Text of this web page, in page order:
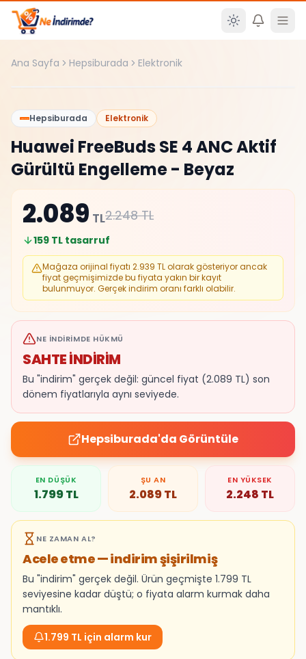
Ana içeriğe atla
Ana Sayfa Hepsiburada Elektronik
%29
Hepsiburada
Elektronik
Huawei FreeBuds SE 4 ANC Aktif
Gürültü Engelleme - Beyaz
2.089 TL2.248TL
159 TL tasarruf
Mağaza orijinal fiyatı 2.939 TL olarak gösteriyor ancak
fiyat geçmişimizde bu fiyata yakın bir kayıt
bulunmuyor. Gerçek indirim oranı farklı olabilir.
NE İNDIRIMDE HÜKMÜ
SAHTE İNDİRİM
Bu "indirim" gerçek değil: güncel fiyat (2.089 TL) son
dönem fiyatlarıyla aynı seviyede.
Hepsiburada'da Görüntüle
EN DÜŞÜK
1.799TL
ŞU AN
2.089TL
EN YÜKSEK
2.248 TL
NE ZAMAN AL?
Acele etme — indirim şişirilmiş
Bu "indirim" gerçek değil. Ürün geçmişte 1.799 TL
seviyesine kadar düştü; o fiyata alarm kurmak daha
mantıklı.
1.799 TL için alarm kur